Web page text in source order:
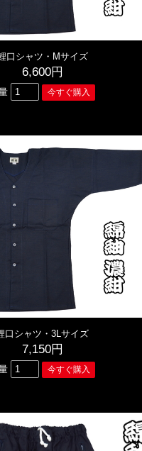
口シャツ・Mサイズ
6,600円
口シャツ・3Lサイズ
7,150円